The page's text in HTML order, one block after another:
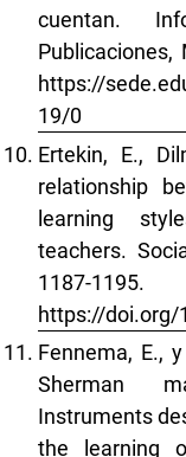
cuentan.
Publicaciones,
https://
19/0
Ertekin, E.,
relationship
learning
teachers.
1187-1195.
https://doi.org/
Fennema, E.,
Sherman
Instruments
the learning